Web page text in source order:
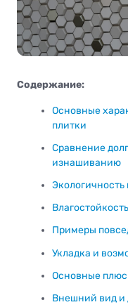
Содержание:
Основные
плитки
Сравнение
изнашиванию
Примеры
Укладка и
Основные
Внешний вид и